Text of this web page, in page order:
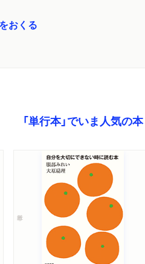
おくる
「単行本」でいま人気の本